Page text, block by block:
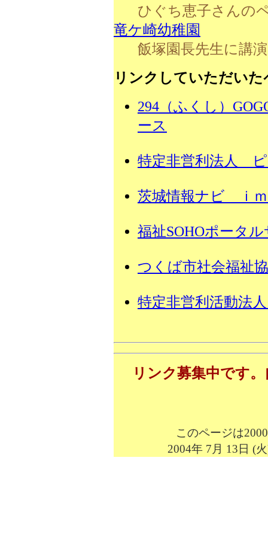
ひぐち恵子さんの
竜ケ崎幼稚園
飯塚園長先生に講
リンクしていただいた
294（ふくし）
ース
特定非営利法人
茨城情報ナビ ｉ
福祉SOHOポータ
つくば市社会福祉
特定非営利活動法
リンク募集中です
このページは
2004年 7月 13日 (